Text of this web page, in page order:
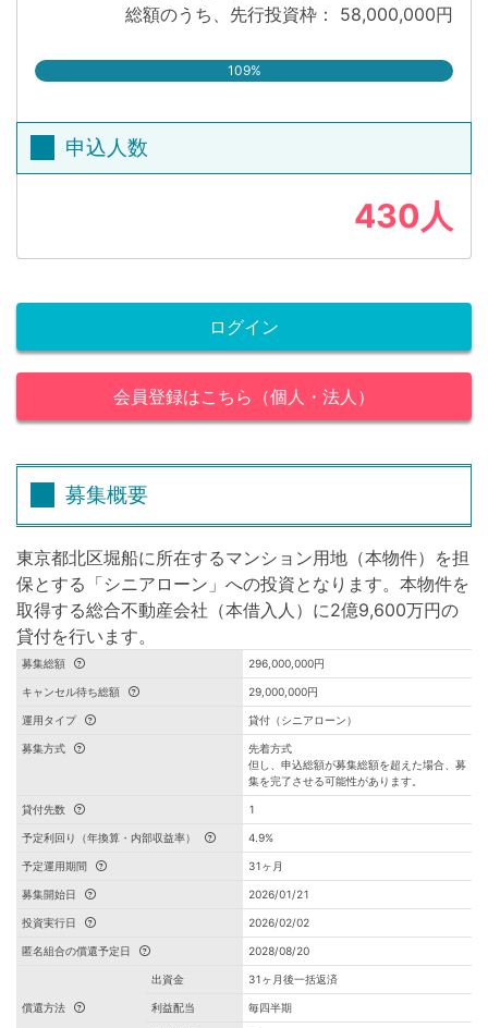
総額のうち、先行投資枠： 58,000,000円
109%
申込人数
430人
ログイン
会員登録はこちら（個人・法人）
募集概要
東京都北区堀船に所在するマンション用地（本物件）を担
保とする「シニアローン」への投資となります。本物件を
取得する総合不動産会社（本借入人）に2億9,600万円の
貸付を行います。
募集総額 296,000,000円
キャンセル待ち総額 29,000,000円
運用タイプ 貸付（シニアローン）
募集方式
先着方式
但し、申込総額が募集総額を超えた場合、募
集を完了させる可能性があります。
貸付先数 1
予定利回り（年換算・内部収益率） 4.9%
予定運用期間 31ヶ月
募集開始日 2026/01/21
投資実行日 2026/02/02
匿名組合の償還予定日 2028/08/20
償還方法
出資金 31ヶ月後一括返済
利益配当 毎四半期